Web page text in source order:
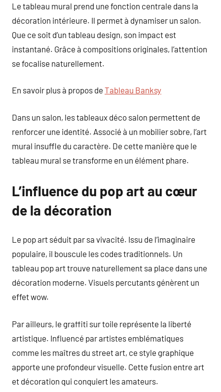
Le tableau mural prend une fonction centrale dans la
décoration intérieure. Il permet à dynamiser un salon.
Que ce soit d’un tableau design, son impact est
instantané. Grâce à compositions originales, l’attention
se focalise naturellement.
En savoir plus à propos de Tableau Banksy
Dans un salon, les tableaux déco salon permettent de
renforcer une identité. Associé à un mobilier sobre, l’art
mural insuffle du caractère. De cette manière que le
tableau mural se transforme en un élément phare.
L’influence du pop art au cœur
de la décoration
Le pop art séduit par sa vivacité. Issu de l’imaginaire
populaire, il bouscule les codes traditionnels. Un
tableau pop art trouve naturellement sa place dans une
décoration moderne. Visuels percutants génèrent un
effet wow.
Par ailleurs, le graffiti sur toile représente la liberté
artistique. Influencé par artistes emblématiques
comme les maîtres du street art, ce style graphique
apporte une profondeur visuelle. Cette fusion entre art
et décoration qui conquiert les amateurs.